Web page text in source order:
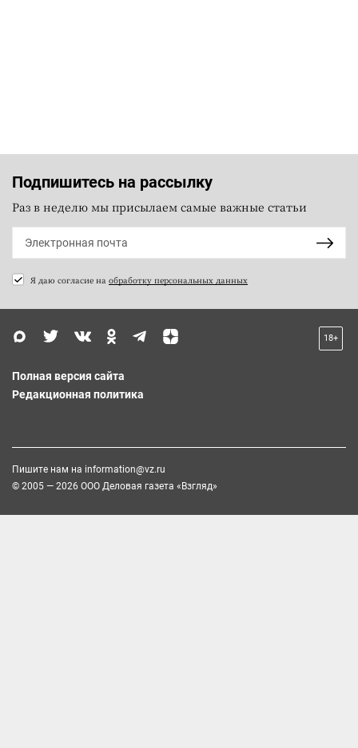
Подпишитесь на рассылку
Раз в неделю мы присылаем самые важные статьи
Я даю согласие на обработку персональных данных
18+
Полная версия сайта
Редакционная политика
Пишите нам на information@vz.ru
© 2005 — 2026 ООО Деловая газета «Взгляд»